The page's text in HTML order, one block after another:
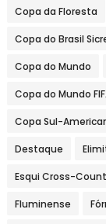
Copa da Floresta
Copa do Brasil
Copa do Mundo
Copa do Mundo
Copa Sul-
Destaque
Esqui Cross-
Fluminense